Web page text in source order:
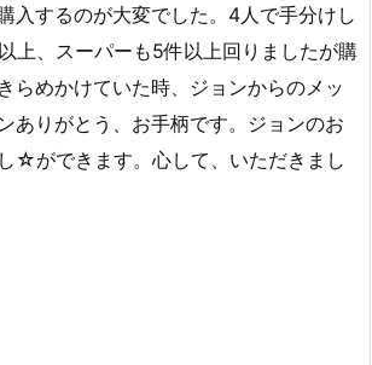
入するのが大変でした。4人で手分けし
上、スーパーも5件以上回りましたが購
らめかけていた時、ジョンからのメッ
ありがとう、お手柄です。ジョンのお
☆ができます。心して、いただきまし